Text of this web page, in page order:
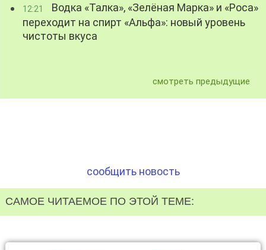
12:21
Водка «Талка», «Зелёная Марка» и «Роса»
переходит на спирт «Альфа»: новый уровень
чистоты вкуса
смотреть предыдущие
сообщить новость
САМОЕ ЧИТАЕМОЕ ПО ЭТОЙ ТЕМЕ: